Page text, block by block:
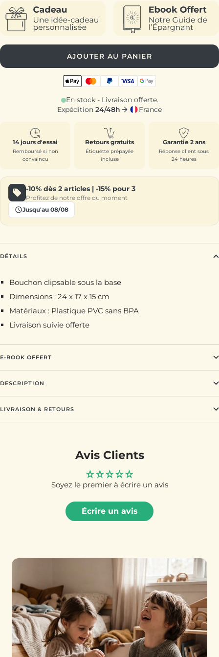
AJOUTER AU PANIER
En stock - Livraison offerte.
Expédition 24/48h France
14 jours d'essai
Remboursé si non
convaincu
Retours gratuits
Étiquette prépayée
incluse
Garantie 2 ans
Réponse client sous
24 heures
-10% dès 2 articles | -15% pour 3
Profitez de notre offre du moment
Jusqu'au 08/08
DÉTAILS
Bouchon clipsable sous la base
Dimensions :24 x 17 x 15 cm
Matériaux : Plastique PVC sans BPA
Livraison suivie offerte
E-BOOK OFFERT
DESCRIPTION
LIVRAISON & RETOURS
Avis Clients
Soyez le premier à écrire un avis
Écrire un avis